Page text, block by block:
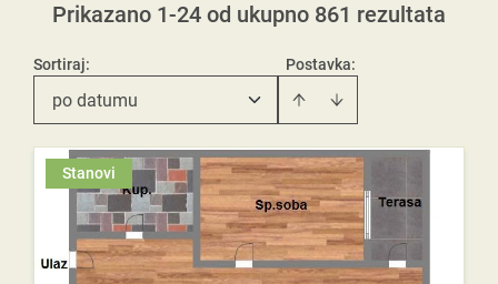
Prikazano 1-24 od ukupno 861 rezultata
Postavka:
Sortiraj:
po datumu
Stanovi